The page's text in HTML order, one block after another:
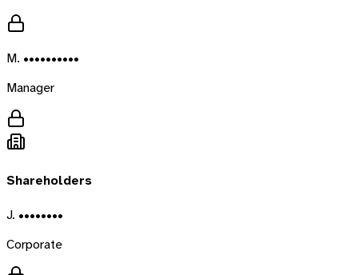
M. ••••••••••
Manager
Shareholders
J. ••••••••
Corporate